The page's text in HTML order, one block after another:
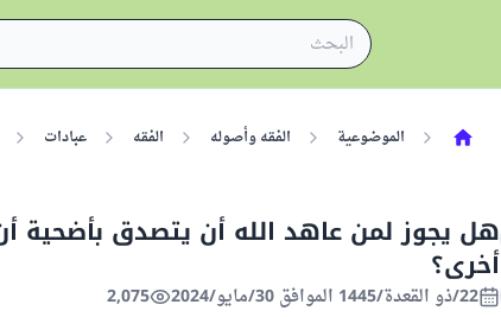
الموضوعية الفقه وأصوله الفقه عبادات
هل يجوز لمن عاهد الله أن يتصدق بأضحية
أخرى؟
22/ذو القعدة/1445 الموافق 30/مايو/2024 2,075